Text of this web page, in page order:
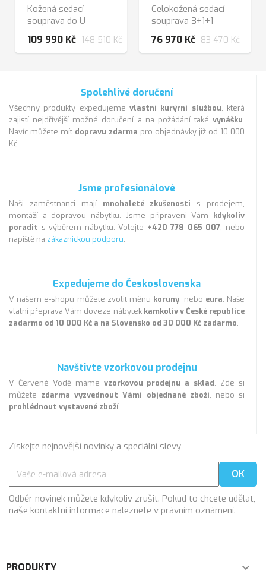
Kožená sedací
souprava do U
109 990 Kč 148 510 Kč
Celokožená sedací
souprava 3+1+1
hnědooranž
76 970 Kč 83 470 Kč
Spolehlivé doručení
Všechny produkty expedujeme vlastní kurýrní službou, která
zajistí nejdřívější možné doručení a na požádání také vynášku.
Navíc můžete mít dopravu zdarma pro objednávky již od 10 000
Kč.
Jsme profesionálové
Naši zaměstnanci mají mnohaleté zkušenosti s prodejem,
montáží a dopravou nábytku. Jsme připraveni Vám kdykoliv
poradit s výběrem nábytku. Volejte +420 778 065 007, nebo
napiště na zákaznickou podporu.
Expedujeme do Československa
V našem e-shopu můžete zvolit měnu koruny, nebo eura. Naše
vlatní přeprava Vám doveze nábytek kamkoliv v České republice
zadarmo od 10 000 Kč a na Slovensko od 30 000 Kč zadarmo.
Navštivte vzorkovou prodejnu
V Červené Vodě máme vzorkovou prodejnu a sklad. Zde si
můžete zdarma vyzvednout Vámi objednané zboží, nebo si
prohlédnout vystavené zboží.
Získejte nejnovější novinky a speciální slevy
Odběr novinek můžete kdykoliv zrušit. Pokud to chcete udělat,
naše kontaktní informace naleznete v právním oznámení.
PRODUKTY 